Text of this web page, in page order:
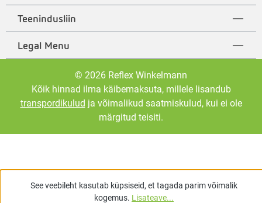
Teenindusliin
Legal Menu
© 2026 Reflex Winkelmann
Kõik hinnad ilma käibemaksuta, millele lisandub
transpordikulud ja võimalikud saatmiskulud, kui ei ole
märgitud teisiti.
See veebileht kasutab küpsiseid, et tagada parim võimalik
kogemus. Lisateave...